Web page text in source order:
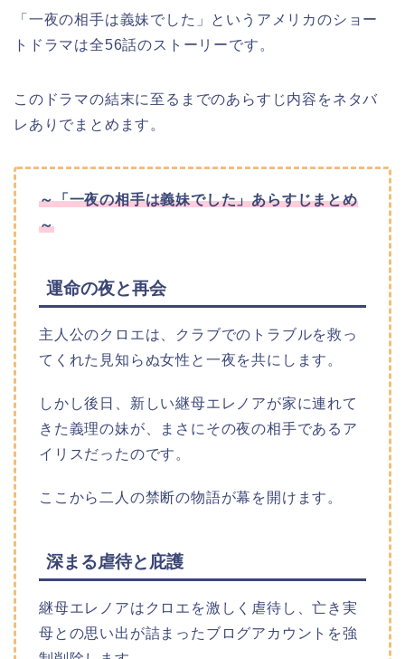
「一夜の相手は義妹でした」というアメリカのショー
トドラマは全56話のストーリーです。
このドラマの結末に至るまでのあらすじ内容をネタバ
レありでまとめます。
～「一夜の相手は義妹でした」あらすじまとめ
～
運命の夜と再会
主人公のクロエは、クラブでのトラブルを救っ
てくれた見知らぬ女性と一夜を共にします。
しかし後日、新しい継母エレノアが家に連れて
きた義理の妹が、まさにその夜の相手であるア
イリスだったのです。
ここから二人の禁断の物語が幕を開けます。
深まる虐待と庇護
継母エレノアはクロエを激しく虐待し、亡き実
母との思い出が詰まったブログアカウントを強